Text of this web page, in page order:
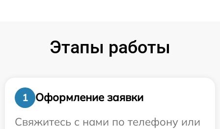
Этапы работы
1
Оформление заявки
Свяжитесь с нами по телефону или